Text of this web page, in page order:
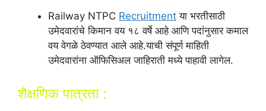
Railway NTPC Recruitment या भरतीसाठी
उमेदवारांचे किमान वय १८ वर्षे आहे आणि पदांनुसार कमाल
वय वेगळे ठेवण्यात आले आहे.याची संपूर्ण माहिती
उमेदवारांना ऑफिसिअल जाहिराती मध्ये पाहावी लागेल.
शैक्षणिक पात्रता :